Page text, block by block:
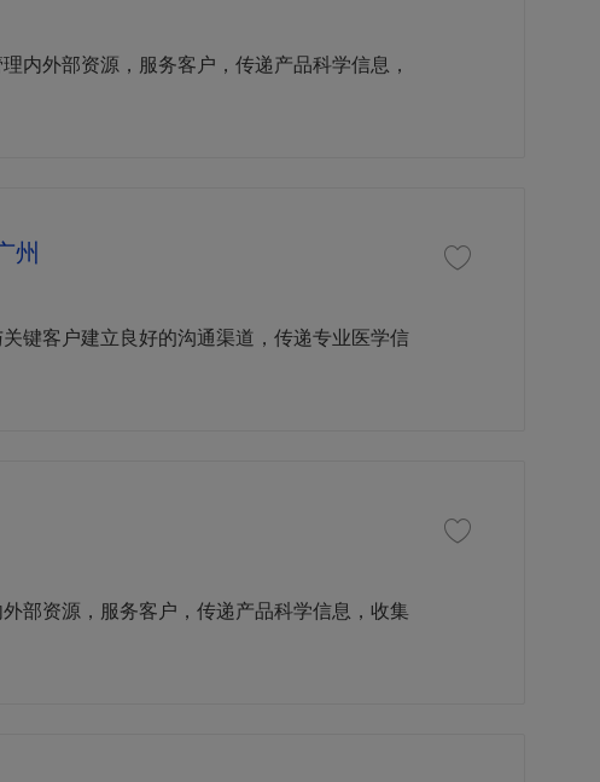
内外部资源，服务客户，传递产品科学信息，
州
键客户建立良好的沟通渠道，传递专业医学信
收藏职位 高级治疗
部资源，服务客户，传递产品科学信息，收集
收藏职位 治疗领域